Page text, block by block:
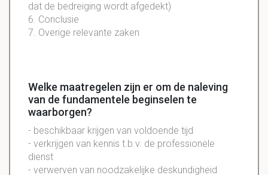
dat de bedreiging wordt afgedekt)
6. Conclusie
7. Overige relevante zaken
Welke maatregelen zijn er om de naleving
van de fundamentele beginselen te
waarborgen?
- beschikbaar krijgen van voldoende tijd
- verkrijgen van kennis t.b.v. de professionele
dienst
- verwerven van noodzakelijke deskundigheid